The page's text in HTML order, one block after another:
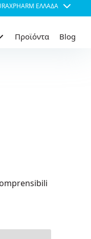
ΕΛΛΆΔΑ
Προϊόντα Blog